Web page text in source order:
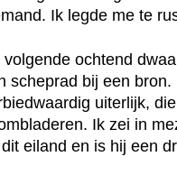
Ik legde me te
volgende ochtend
scheprad bij een
uiterlijk,
Ik zei in
eiland en is hij een